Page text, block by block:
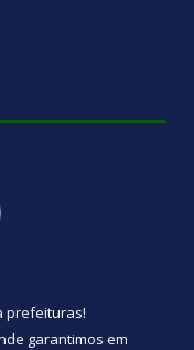
prefeituras!
garantimos em